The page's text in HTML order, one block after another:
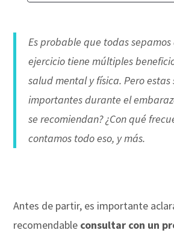
Es probable que todas
ejercicio tiene múltiples
salud mental y física. Pero estas
importantes durante el
se recomiendan? ¿Con qué
contamos todo eso, y más.
Antes de partir, es importante
recomendable consultar con un